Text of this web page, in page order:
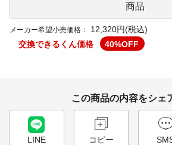
商品
メーカー希望小売価格：
12,320円(税込)
交換できるくん価格
40%OFF
この商品の内容をシェ
LINE コピー